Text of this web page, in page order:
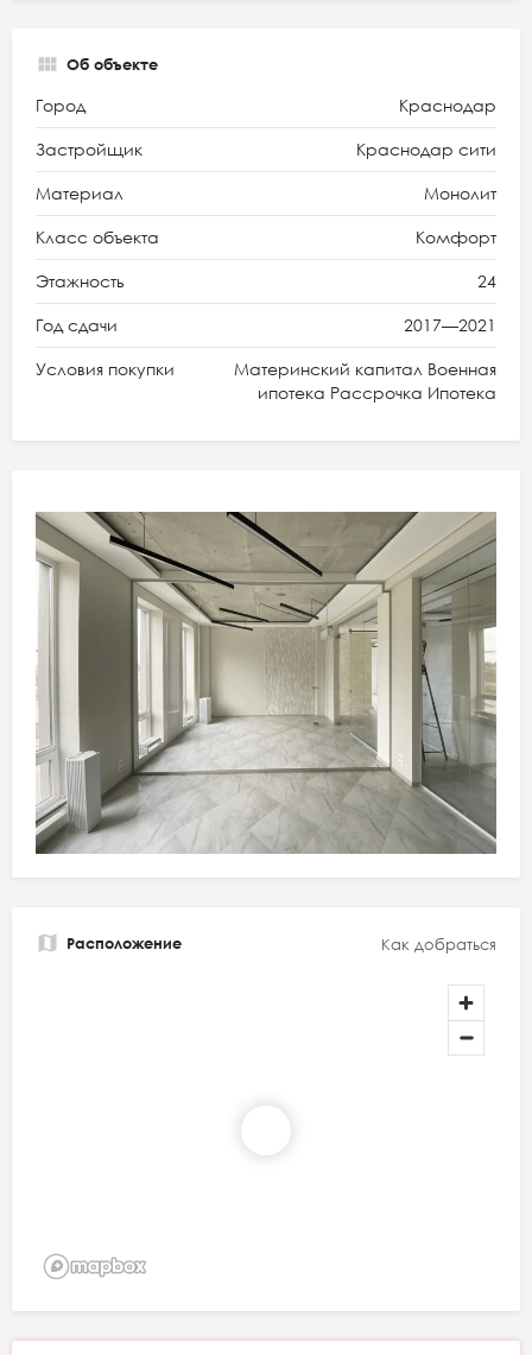
Об объекте
Город Краснодар
Застройщик Краснодар сити
Материал Монолит
Класс объекта Комфорт
Этажность 24
Год сдачи 2017—2021
Условия покупки
Материнский капитал Военная
ипотека Рассрочка Ипотека
Расположение Как добраться